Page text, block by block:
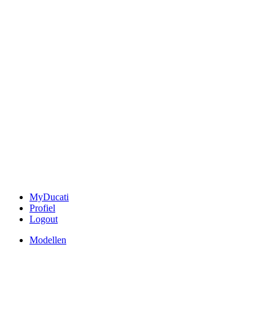
MyDucati
Profiel
Logout
Modellen